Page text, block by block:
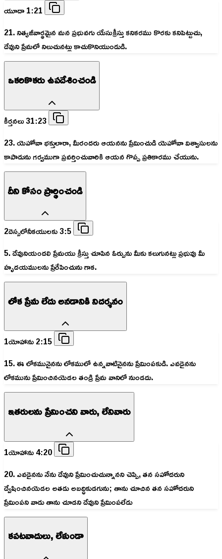
యూదా 1:21
21. నిత్యజీవార్థమైన మన ప్రభువగు యేసుక్రీస్తు కనికరము కొరకు కనిపెట్టుచు,
దేవుని ప్రేమలో నిలుచునట్లు కాచుకొనియుండుడి.
ఒకరికొకరు ఉపదేశించండి
కీర్తనలు 31:23
23. యెహోవా భక్తులారా, మీరందరు ఆయనను ప్రేమించుడి యెహోవా విశ్వాసులను
కాపాడును గర్వముగా ప్రవర్తించువారికి ఆయన గొప్ప ప్రతికారము చేయును.
దీని కోసం ప్రార్థించండి
2దెస్సలోనీకయులకు 3:5
5. దేవునియందలి ప్రేమయు క్రీస్తు చూపిన ఓర్పును మీకు కలుగునట్లు ప్రభువు మీ
హృదయములను ప్రేరేపించును గాక.
లోక ప్రేమ లేదు అనడానికి నిదర్శనం
1యోహాను 2:15
15. ఈ లోకమునైనను లోకములో ఉన్నవాటినైనను ప్రేమింపకుడి. ఎవడైనను
లోకమును ప్రేమించినయెడల తండ్రి ప్రేమ వానిలో నుండదు.
ఇతరులను ప్రేమించని వారు, లేనివారు
1యోహాను 4:20
20. ఎవడైనను నేను దేవుని ప్రేమించుచున్నానని చెప్పి, తన సహోదరుని
ద్వేషించినయెడల అతడు అబద్ధికుడగును; తాను చూచిన తన సహోదరుని
ప్రేమింపని వాడు తాను చూడని దేవుని ప్రేమింపలేడు
కపటవాదులు, లేకుండా